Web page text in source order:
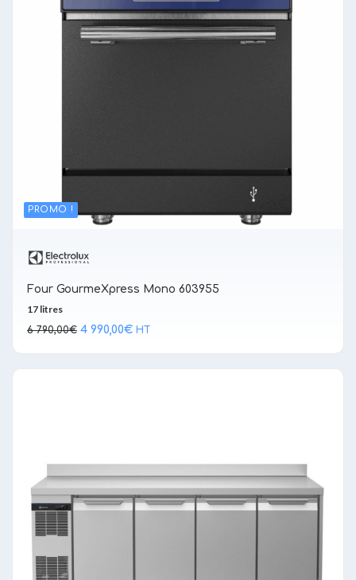
PROMO !
Four GourmeXpress Mono 603955
17 litres
6 790,00€ Le
4 990,00€Le
HT